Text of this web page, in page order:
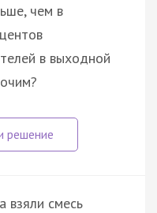
чем в
в выходной
взяли смесь